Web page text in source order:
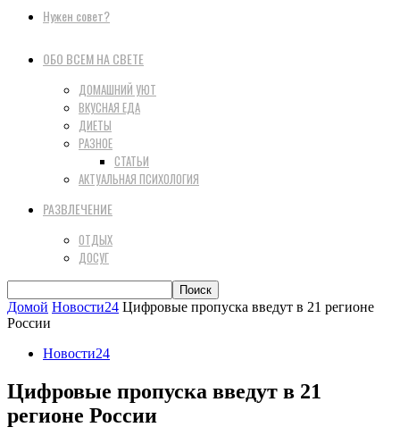
Нужен совет?
ОБО ВСЕМ НА СВЕТЕ
ДОМАШНИЙ УЮТ
ВКУСНАЯ ЕДА
ДИЕТЫ
РАЗНОЕ
СТАТЬИ
АКТУАЛЬНАЯ ПСИХОЛОГИЯ
РАЗВЛЕЧЕНИЕ
ОТДЫХ
ДОСУГ
Домой Новости24 Цифровые пропуска введут в 21 регионе
России
Новости24
Цифровые пропуска введут в 21
регионе России